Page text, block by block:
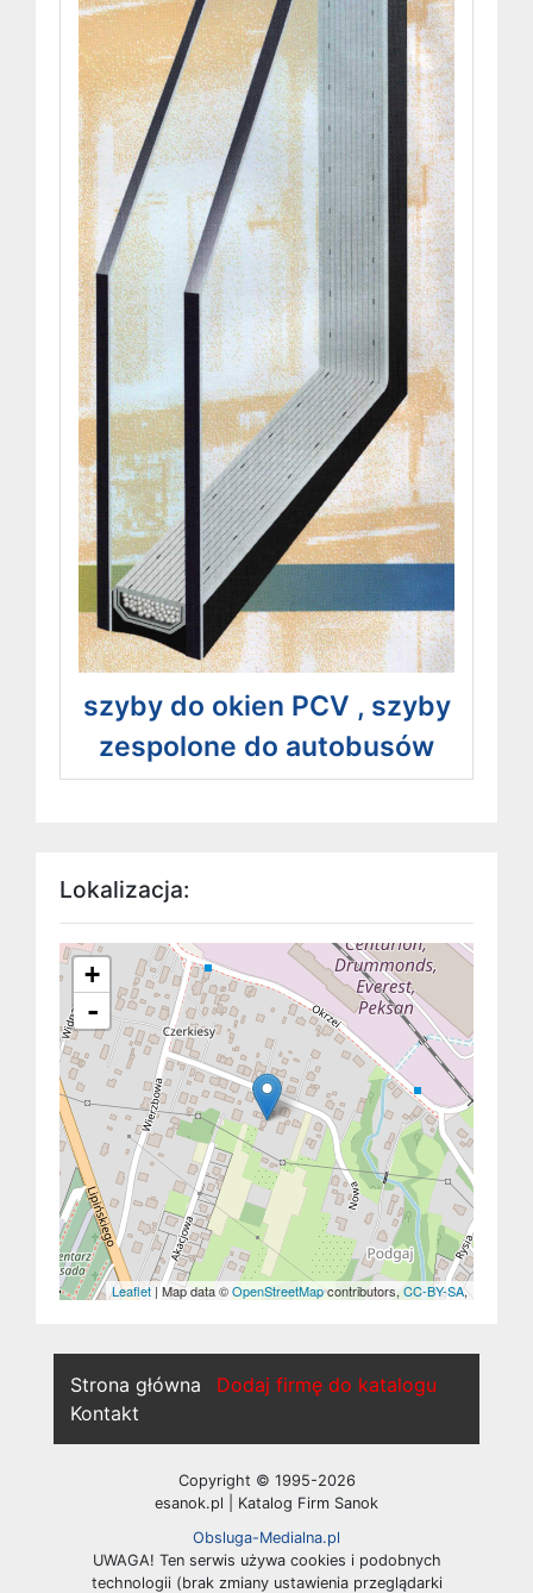
szyby do okien PCV , szyby
zespolone do autobusów
Lokalizacja:
+
-
Leaflet | Map data ©OpenStreetMapcontributors,CC-BY-SA,
Strona główna
Dodaj firmę do katalogu
Kontakt
Copyright © 1995-2026
esanok.pl | Katalog Firm Sanok
Obsluga-Medialna.pl
UWAGA! Ten serwis używa cookies i podobnych
technologii (brak zmiany ustawienia przeglądarki